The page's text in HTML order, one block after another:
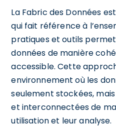
La Fabric des Données
qui fait référence à
pratiques et outils
données de manière
accessible. Cette
environnement où les
seulement stockées,
et interconnectées de
utilisation et leur analyse.